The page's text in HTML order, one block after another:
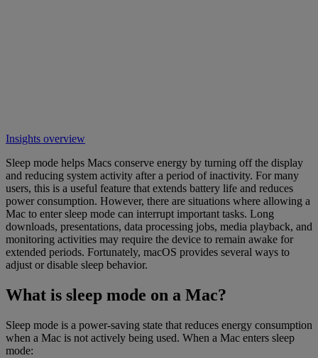
Insights overview
Sleep mode helps Macs conserve energy by turning off the display
and reducing system activity after a period of inactivity. For many
users, this is a useful feature that extends battery life and reduces
power consumption. However, there are situations where allowing a
Mac to enter sleep mode can interrupt important tasks. Long
downloads, presentations, data processing jobs, media playback, and
monitoring activities may require the device to remain awake for
extended periods. Fortunately, macOS provides several ways to
adjust or disable sleep behavior.
What is sleep mode on a Mac?
Sleep mode is a power-saving state that reduces energy consumption
when a Mac is not actively being used. When a Mac enters sleep
mode: